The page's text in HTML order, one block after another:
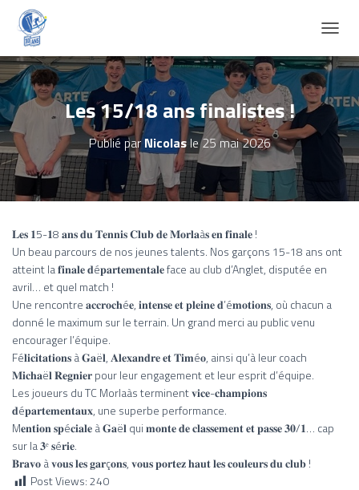
É
P
I
A
O
Les 15/18 ans finalistes !
Publié parNicolasle25 mai 2026
𝐋𝐞𝐬 𝟏5-𝟏8 𝐚𝐧𝐬 𝐝𝐮 𝐓𝐞𝐧𝐧𝐢𝐬 𝐂𝐥𝐮𝐛 𝐝𝐞 𝐌𝐨𝐫𝐥𝐚à𝐬 𝐞𝐧 𝐟𝐢𝐧𝐚𝐥𝐞 !
Un beau parcours de nos jeunes talents. Nos garçons 15-18 ans ont
atteint la 𝐟𝐢𝐧𝐚𝐥𝐞 𝐝é𝐩𝐚𝐫𝐭𝐞𝐦𝐞𝐧𝐭𝐚𝐥𝐞 face au club d’Anglet, disputée en
avril… et quel match !
Une rencontre 𝐚𝐜𝐜𝐫𝐨𝐜𝐡é𝐞, 𝐢𝐧𝐭𝐞𝐧𝐬𝐞 𝐞𝐭 𝐩𝐥𝐞𝐢𝐧𝐞 𝐝’é𝐦𝐨𝐭𝐢𝐨𝐧𝐬, où chacun a
donné le maximum sur le terrain. Un grand merci au public venu
encourager l’équipe.
Fé𝐥𝐢𝐜𝐢𝐭𝐚𝐭𝐢𝐨𝐧𝐬 à 𝐆𝐚ë𝐥, 𝐀𝐥𝐞𝐱𝐚𝐧𝐝𝐫𝐞 𝐞𝐭 𝐓𝐢𝐦é𝐨, ainsi qu’à leur coach
𝐌𝐢𝐜𝐡𝐚ë𝐥 𝐑𝐞𝐠𝐧𝐢𝐞𝐫 pour leur engagement et leur esprit d’équipe.
Les joueurs du TC Morlaàs terminent 𝐯𝐢𝐜𝐞-𝐜𝐡𝐚𝐦𝐩𝐢𝐨𝐧𝐬
𝐝é𝐩𝐚𝐫𝐭𝐞𝐦𝐞𝐧𝐭𝐚𝐮𝐱, une superbe performance.
M𝐞𝐧𝐭𝐢𝐨𝐧 𝐬𝐩é𝐜𝐢𝐚𝐥𝐞 à 𝐆𝐚ë𝐥 qui 𝐦𝐨𝐧𝐭𝐞 𝐝𝐞 𝐜𝐥𝐚𝐬𝐬𝐞𝐦𝐞𝐧𝐭 𝐞𝐭 𝐩𝐚𝐬𝐬𝐞 𝟑𝟎/𝟏… cap
sur la 𝟑ᵉ 𝐬é𝐫𝐢𝐞.
𝐁𝐫𝐚𝐯𝐨 à 𝐯𝐨𝐮𝐬 𝐥𝐞𝐬 𝐠𝐚𝐫ç𝐨𝐧𝐬, 𝐯𝐨𝐮𝐬 𝐩𝐨𝐫𝐭𝐞𝐳 𝐡𝐚𝐮𝐭 𝐥𝐞𝐬 𝐜𝐨𝐮𝐥𝐞𝐮𝐫𝐬 𝐝𝐮 𝐜𝐥𝐮𝐛 !
Post Views:240